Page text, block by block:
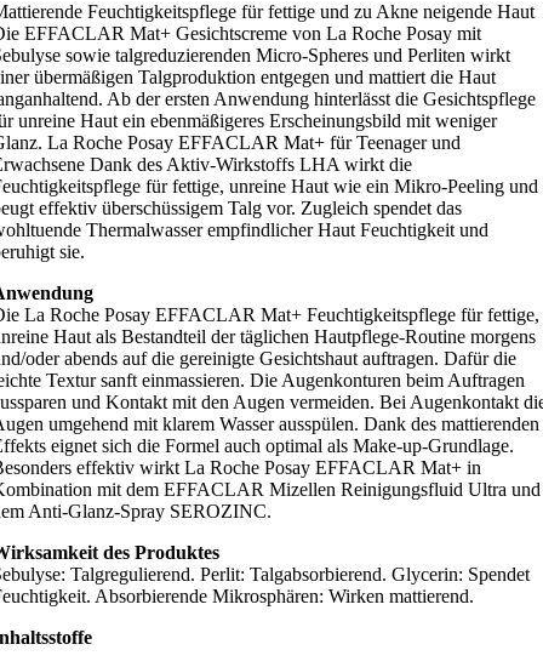
Feuchtigkeitspflege für fettige und zu Akne neigende Haut
EFFACLAR Mat+ Gesichtscreme von La Roche Posay mit
sowie talgreduzierenden Micro-Spheres und Perliten wirkt
übermäßigen Talgproduktion entgegen und mattiert die Haut
Ab der ersten Anwendung hinterlässt die Gesichtspflege
unreine Haut ein ebenmäßigeres Erscheinungsbild mit weniger
La Roche Posay EFFACLAR Mat+ für Teenager und
Dank des Aktiv-Wirkstoffs LHA wirkt die
für fettige, unreine Haut wie ein Mikro-Peeling und
effektiv überschüssigem Talg vor. Zugleich spendet das
Thermalwasser empfindlicher Haut Feuchtigkeit und
sie.
La Roche Posay EFFACLAR Mat+ Feuchtigkeitspflege für fettige,
Haut als Bestandteil der täglichen Hautpflege-Routine morgens
oder abends auf die gereinigte Gesichtshaut auftragen. Dafür die
Textur sanft einmassieren. Die Augenkonturen beim Auftragen
und Kontakt mit den Augen vermeiden. Bei Augenkontakt
umgehend mit klarem Wasser ausspülen. Dank des mattierenden
eignet sich die Formel auch optimal als Make-up-Grundlage.
effektiv wirkt La Roche Posay EFFACLAR Mat+ in
mit dem EFFACLAR Mizellen Reinigungsfluid Ultra und
Anti-Glanz-Spray SEROZINC.
des Produktes
Talgregulierend. Perlit: Talgabsorbierend. Glycerin: Spendet
Absorbierende Mikrosphären: Wirken mattierend.